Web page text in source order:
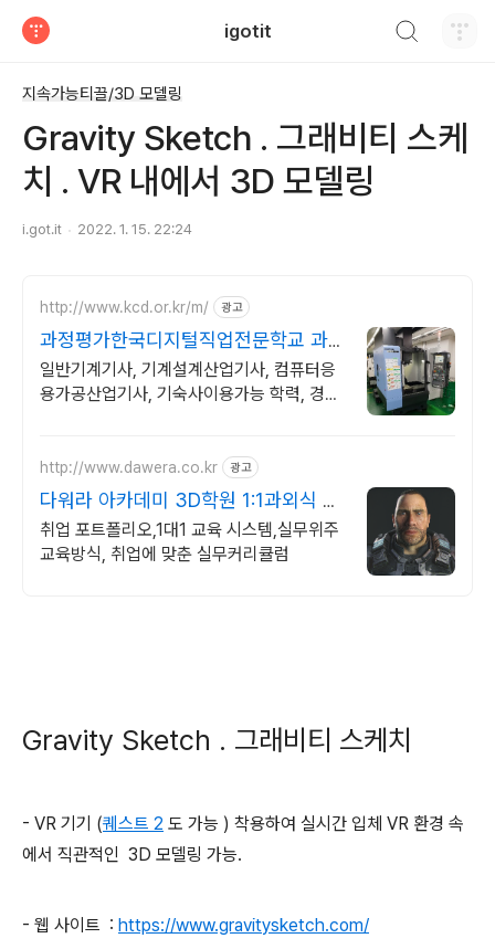
igotit
지속가능티끌/3D 모델링
Gravity Sketch . 그래비티 스케
치 . VR 내에서 3D 모델링
i.got.it 2022. 1. 15. 22:24
http://www.kcd.or.kr/m/ 광고
과정평가한국디지털직업전문학교 과
정평가형 자격제도 특화기관
일반기계기사, 기계설계산업기사, 컴퓨터응
용가공산업기사, 기숙사이용가능 학력, 경력,
http://www.dawera.co.kr 광고
다워라 아카데미 3D학원 1:1과외식 맞
춤 수업진행
취업 포트폴리오,1대1 교육 시스템,실무위주
교육방식, 취업에 맞춘 실무커리큘럼
Gravity Sketch . 그래비티 스케치
- VR 기기 (퀘스트 2 도 가능 ) 착용하여 실시간 입체 VR 환경 속
에서 직관적인 3D 모델링 가능.
- 웹 사이트 : https://www.gravitysketch.com/